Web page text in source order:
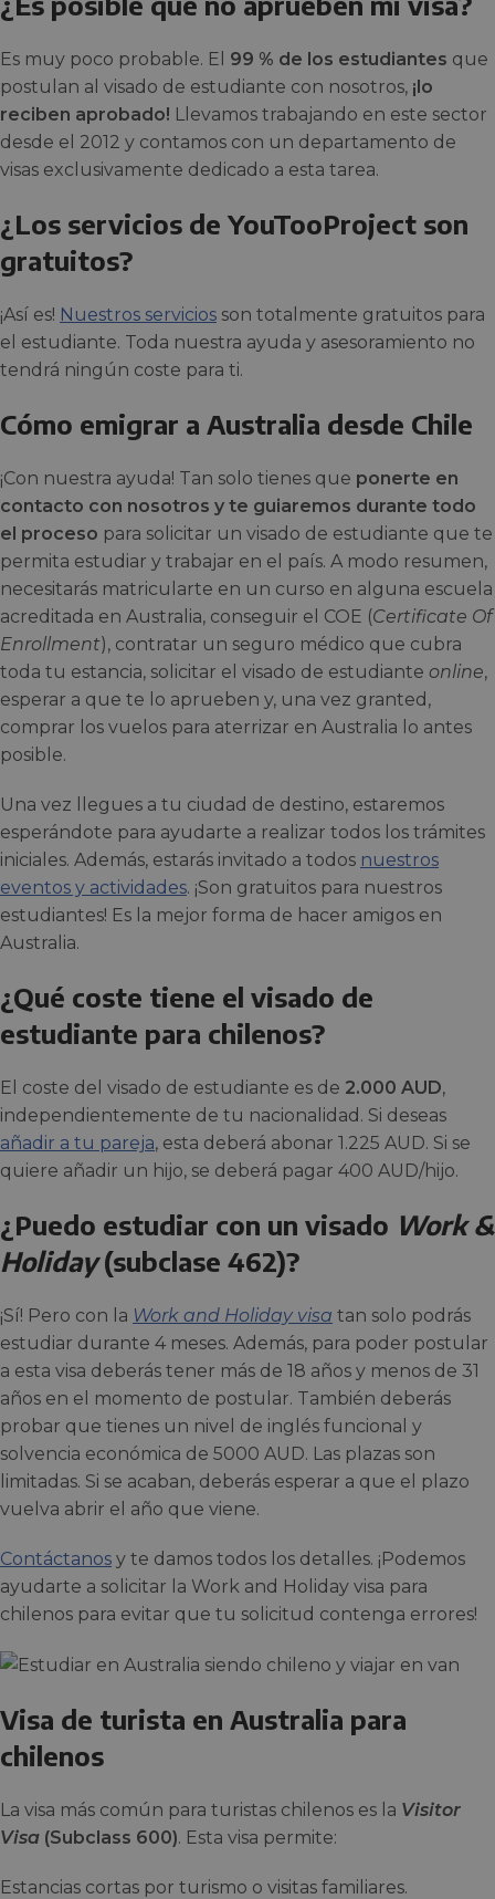
Es muy poco probable. El 99 % de los estudiantes que
postulan al visado de estudiante con nosotros, ¡lo
reciben aprobado! Llevamos trabajando en este sector
desde el 2012 y contamos con un departamento de
visas exclusivamente dedicado a esta tarea.
¿Los servicios de YouTooProject son
gratuitos?
¡Así es! Nuestros servicios son totalmente gratuitos para
el estudiante. Toda nuestra ayuda y asesoramiento no
tendrá ningún coste para ti.
Cómo emigrar a Australia desde Chile
¡Con nuestra ayuda! Tan solo tienes que ponerte en
contacto con nosotros y te guiaremos durante todo
el proceso para solicitar un visado de estudiante que te
permita estudiar y trabajar en el país. A modo resumen,
necesitarás matricularte en un curso en alguna escuela
acreditada en Australia, conseguir el COE (Certificate Of
Enrollment), contratar un seguro médico que cubra
toda tu estancia, solicitar el visado de estudiante online,
esperar a que te lo aprueben y, una vez granted,
comprar los vuelos para aterrizar en Australia lo antes
posible.
Una vez llegues a tu ciudad de destino, estaremos
esperándote para ayudarte a realizar todos los trámites
iniciales. Además, estarás invitado a todos nuestros
eventos y actividades. ¡Son gratuitos para nuestros
estudiantes! Es la mejor forma de hacer amigos en
Australia.
¿Qué coste tiene el visado de
estudiante para chilenos?
El coste del visado de estudiante es de 2.000 AUD,
independientemente de tu nacionalidad. Si deseas
añadir a tu pareja, esta deberá abonar 1.225 AUD. Si se
quiere añadir un hijo, se deberá pagar 400 AUD/hijo.
¿Puedo estudiar con un visado Work &
Holiday(subclase 462)?
¡Sí! Pero con la Work and Holiday visa tan solo podrás
estudiar durante 4 meses. Además, para poder postular
a esta visa deberás tener más de 18 años y menos de 31
años en el momento de postular. También deberás
probar que tienes un nivel de inglés funcional y
solvencia económica de 5000 AUD. Las plazas son
limitadas. Si se acaban, deberás esperar a que el plazo
vuelva abrir el año que viene.
Contáctanos y te damos todos los detalles. ¡Podemos
ayudarte a solicitar la Work and Holiday visa para
chilenos para evitar que tu solicitud contenga errores!
Visa de turista en Australia para
chilenos
La visa más común para turistas chilenos es la Visitor
Visa (Subclass 600). Esta visa permite:
Estancias cortas por turismo o visitas familiares.